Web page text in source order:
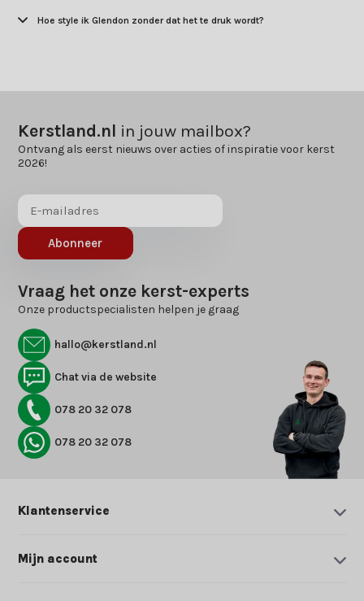
Hoe style ik Glendon zonder dat het te druk wordt?
Kerstland.nl in jouw mailbox?
Ontvang als eerst nieuws over acties of inspiratie voor kerst
2026!
Abonneer
Vraag het onze kerst-experts
Onze productspecialisten helpen je graag
hallo@kerstland.nl
Chat via de website
078 20 32 078
078 20 32 078
Klantenservice
Mijn account